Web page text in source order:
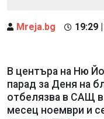
Mreja.bg 19:29
В центъра на Ню
парад за Деня на
отбелязва в САЩ
месец ноември и